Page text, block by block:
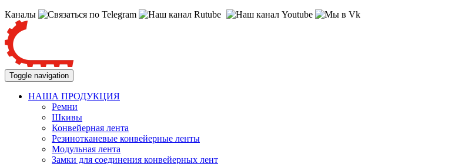
Каналы
Toggle navigation
НАША ПРОДУКЦИЯ
Ремни
Шкивы
Конвейерная лента
Резинотканевые конвейерные ленты
Модульная лента
Замки для соединения конвейерных лент